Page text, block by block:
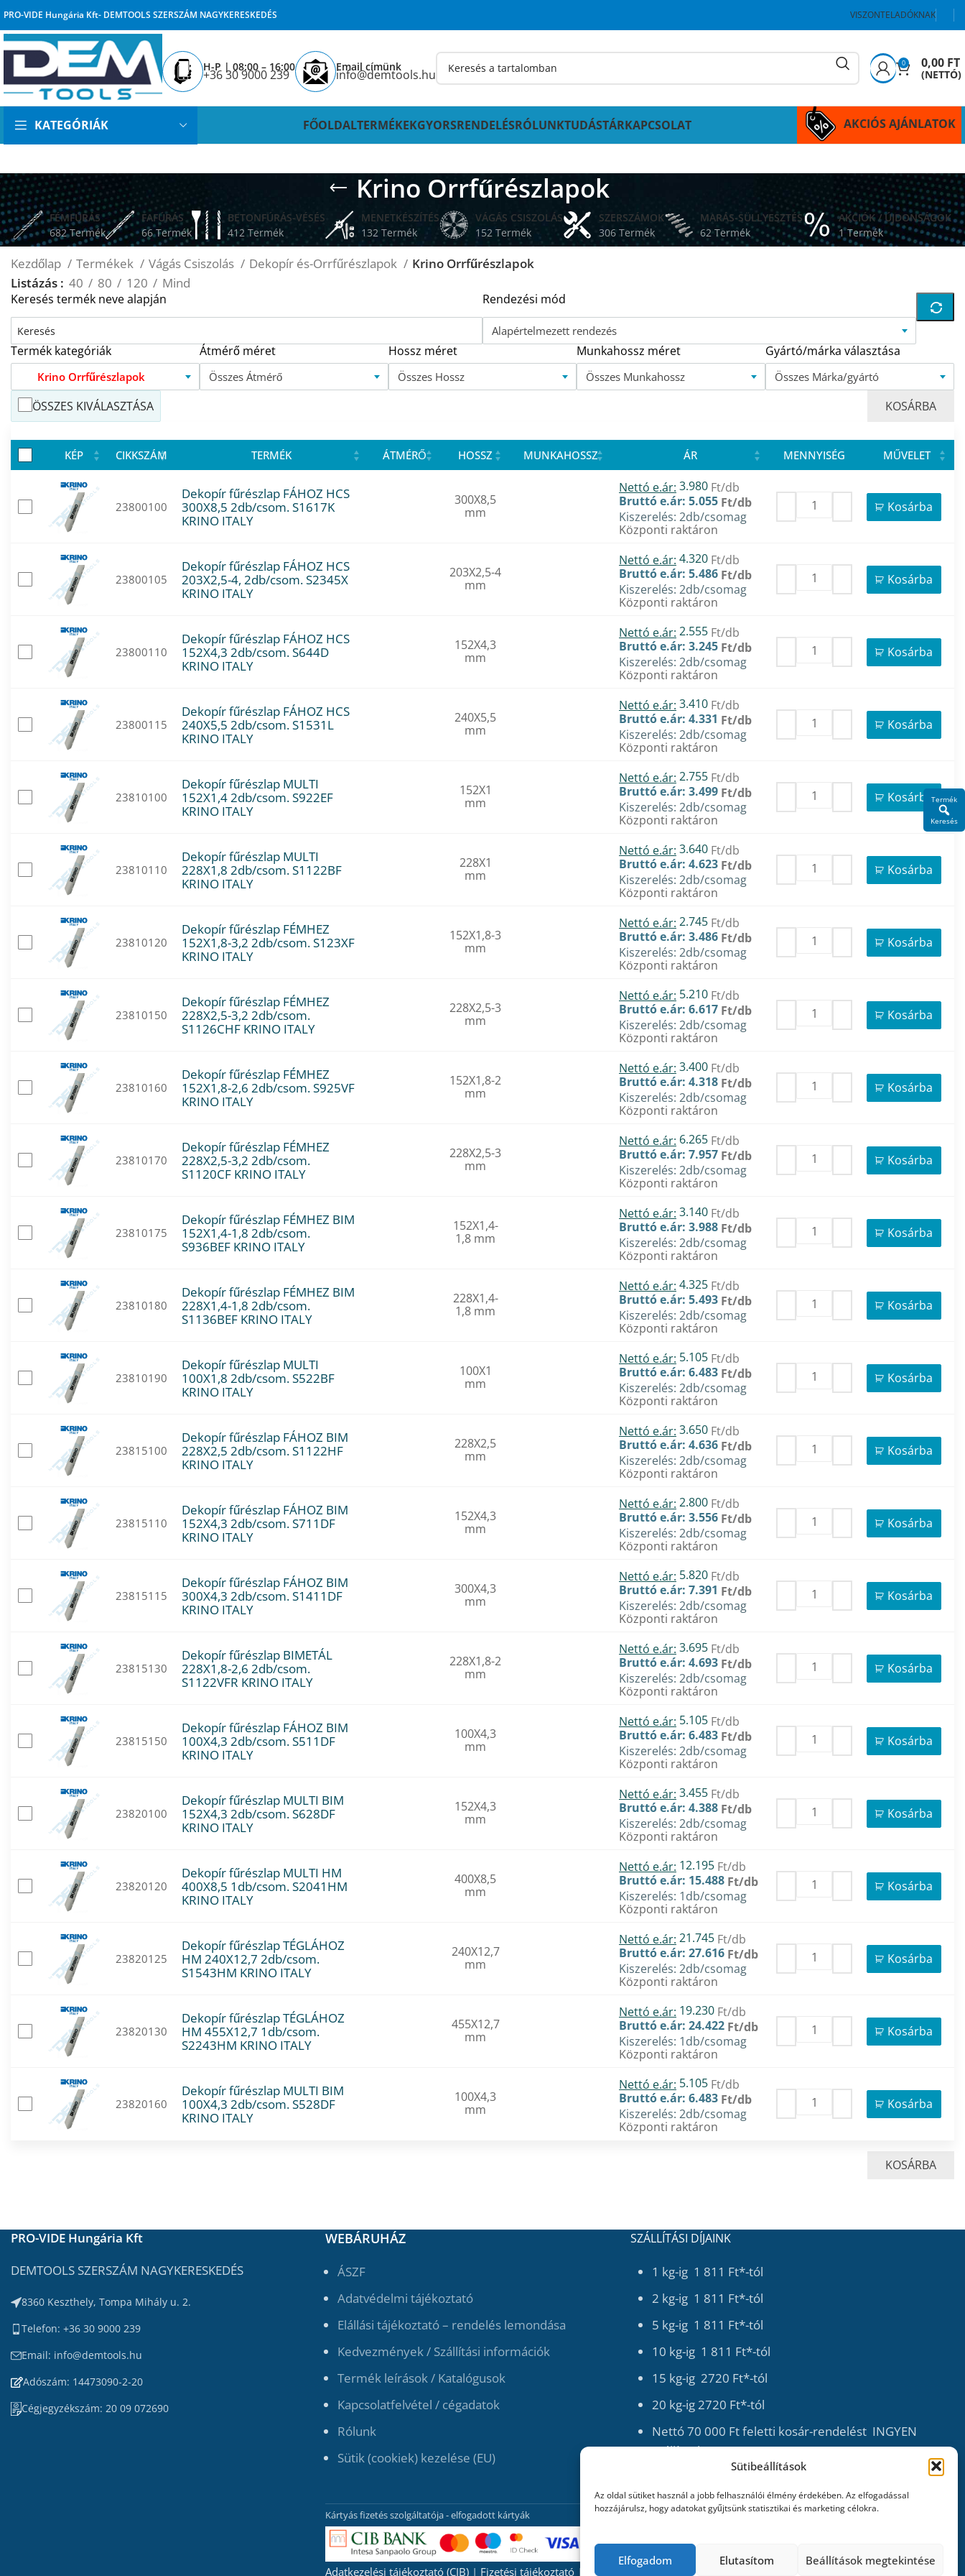
Sütibeállítások
Az oldal sütiket használ a jobb felhasználói élmény érdekében. Az elfogadással
hozzájárulsz, hogy adatokat gyűjtsünk statisztikai és marketing célokra.
Elfogadom Elutasítom Beállítások megtekintése
PRO-VIDE Hungária Kft- DEMTOOLS SZERSZÁM NAGYKERESKEDÉS VISZONTELADÓKNAK
H-P | 08:00 – 16:00
+36 30 9000 239
Email címünk
info@demtools.hu
0 0,00 FT
(NETTÓ)
KATEGÓRIÁK FŐOLDALTERMÉKEKGYORSRENDELÉSRÓLUNKTUDÁSTÁRKAPCSOLAT AKCIÓS AJÁNLATOK
Krino Orrfűrészlapok
FÉMFÚRÁS
682 Termék
FAFÚRÁS
66 Termék
BETONFÚRÁS-VÉSÉS
412 Termék
MENETKÉSZÍTÉS
132 Termék
VÁGÁS CSISZOLÁS
152 Termék
SZERSZÁMOK
306 Termék
MARÁS-SÜLLYESZTÉS
62 Termék
AKCIÓK / ÚJDONSÁGOK
1 Termék
Kezdőlap Termékek Vágás Csiszolás Dekopír és-Orrfűrészlapok
Krino Orrfűrészlapok
Listázás
40 80 120 Mind
Keresés termék neve alapján Rendezési mód
Alapértelmezett rendezés
Termék kategóriák
Krino Orrfűrészlapok
Átmérő méret
Összes Átmérő
Hossz méret
Összes Hossz
Munkahossz méret
Összes Munkahossz
Gyártó/márka választása
Összes Márka/gyártó
ÖSSZES KIVÁLASZTÁSA KOSÁRBA
KÉP CIKKSZÁM TERMÉK ÁTMÉRŐ HOSSZ MUNKAHOSSZ ÁR MENNYISÉG MŰVELET
23800100
Dekopír fűrészlap FÁHOZ HCS
300X8,5 2db/csom. S1617K
KRINO ITALY
300X8,5
mm
Nettó e.ár: 3.980 Ft/db
Bruttó e.ár: 5.055 Ft/db
Kiszerelés: 2db/csomag
Központi raktáron
Kosárba
23800105
Dekopír fűrészlap FÁHOZ HCS
203X2,5-4, 2db/csom. S2345X
KRINO ITALY
203X2,5-4
mm
Nettó e.ár: 4.320 Ft/db
Bruttó e.ár: 5.486 Ft/db
Kiszerelés: 2db/csomag
Központi raktáron
Kosárba
23800110
Dekopír fűrészlap FÁHOZ HCS
152X4,3 2db/csom. S644D
KRINO ITALY
152X4,3
mm
Nettó e.ár: 2.555 Ft/db
Bruttó e.ár: 3.245 Ft/db
Kiszerelés: 2db/csomag
Központi raktáron
Kosárba
23800115
Dekopír fűrészlap FÁHOZ HCS
240X5,5 2db/csom. S1531L
KRINO ITALY
240X5,5
mm
Nettó e.ár: 3.410 Ft/db
Bruttó e.ár: 4.331 Ft/db
Kiszerelés: 2db/csomag
Központi raktáron
Kosárba
23810100
Dekopír fűrészlap MULTI
152X1,4 2db/csom. S922EF
KRINO ITALY
152X1
mm
Nettó e.ár: 2.755 Ft/db
Bruttó e.ár: 3.499 Ft/db
Kiszerelés: 2db/csomag
Központi raktáron
Kosárba
23810110
Dekopír fűrészlap MULTI
228X1,8 2db/csom. S1122BF
KRINO ITALY
228X1
mm
Nettó e.ár: 3.640 Ft/db
Bruttó e.ár: 4.623 Ft/db
Kiszerelés: 2db/csomag
Központi raktáron
Kosárba
23810120
Dekopír fűrészlap FÉMHEZ
152X1,8-3,2 2db/csom. S123XF
KRINO ITALY
152X1,8-3
mm
Nettó e.ár: 2.745 Ft/db
Bruttó e.ár: 3.486 Ft/db
Kiszerelés: 2db/csomag
Központi raktáron
Kosárba
23810150
Dekopír fűrészlap FÉMHEZ
228X2,5-3,2 2db/csom.
S1126CHF KRINO ITALY
228X2,5-3
mm
Nettó e.ár: 5.210 Ft/db
Bruttó e.ár: 6.617 Ft/db
Kiszerelés: 2db/csomag
Központi raktáron
Kosárba
23810160
Dekopír fűrészlap FÉMHEZ
152X1,8-2,6 2db/csom. S925VF
KRINO ITALY
152X1,8-2
mm
Nettó e.ár: 3.400 Ft/db
Bruttó e.ár: 4.318 Ft/db
Kiszerelés: 2db/csomag
Központi raktáron
Kosárba
23810170
Dekopír fűrészlap FÉMHEZ
228X2,5-3,2 2db/csom.
S1120CF KRINO ITALY
228X2,5-3
mm
Nettó e.ár: 6.265 Ft/db
Bruttó e.ár: 7.957 Ft/db
Kiszerelés: 2db/csomag
Központi raktáron
Kosárba
23810175
Dekopír fűrészlap FÉMHEZ BIM
152X1,4-1,8 2db/csom.
S936BEF KRINO ITALY
152X1,4-
1,8 mm
Nettó e.ár: 3.140 Ft/db
Bruttó e.ár: 3.988 Ft/db
Kiszerelés: 2db/csomag
Központi raktáron
Kosárba
23810180
Dekopír fűrészlap FÉMHEZ BIM
228X1,4-1,8 2db/csom.
S1136BEF KRINO ITALY
228X1,4-
1,8 mm
Nettó e.ár: 4.325 Ft/db
Bruttó e.ár: 5.493 Ft/db
Kiszerelés: 2db/csomag
Központi raktáron
Kosárba
23810190
Dekopír fűrészlap MULTI
100X1,8 2db/csom. S522BF
KRINO ITALY
100X1
mm
Nettó e.ár: 5.105 Ft/db
Bruttó e.ár: 6.483 Ft/db
Kiszerelés: 2db/csomag
Központi raktáron
Kosárba
23815100
Dekopír fűrészlap FÁHOZ BIM
228X2,5 2db/csom. S1122HF
KRINO ITALY
228X2,5
mm
Nettó e.ár: 3.650 Ft/db
Bruttó e.ár: 4.636 Ft/db
Kiszerelés: 2db/csomag
Központi raktáron
Kosárba
23815110
Dekopír fűrészlap FÁHOZ BIM
152X4,3 2db/csom. S711DF
KRINO ITALY
152X4,3
mm
Nettó e.ár: 2.800 Ft/db
Bruttó e.ár: 3.556 Ft/db
Kiszerelés: 2db/csomag
Központi raktáron
Kosárba
23815115
Dekopír fűrészlap FÁHOZ BIM
300X4,3 2db/csom. S1411DF
KRINO ITALY
300X4,3
mm
Nettó e.ár: 5.820 Ft/db
Bruttó e.ár: 7.391 Ft/db
Kiszerelés: 2db/csomag
Központi raktáron
Kosárba
23815130
Dekopír fűrészlap BIMETÁL
228X1,8-2,6 2db/csom.
S1122VFR KRINO ITALY
228X1,8-2
mm
Nettó e.ár: 3.695 Ft/db
Bruttó e.ár: 4.693 Ft/db
Kiszerelés: 2db/csomag
Központi raktáron
Kosárba
23815150
Dekopír fűrészlap FÁHOZ BIM
100X4,3 2db/csom. S511DF
KRINO ITALY
100X4,3
mm
Nettó e.ár: 5.105 Ft/db
Bruttó e.ár: 6.483 Ft/db
Kiszerelés: 2db/csomag
Központi raktáron
Kosárba
23820100
Dekopír fűrészlap MULTI BIM
152X4,3 2db/csom. S628DF
KRINO ITALY
152X4,3
mm
Nettó e.ár: 3.455 Ft/db
Bruttó e.ár: 4.388 Ft/db
Kiszerelés: 2db/csomag
Központi raktáron
Kosárba
23820120
Dekopír fűrészlap MULTI HM
400X8,5 1db/csom. S2041HM
KRINO ITALY
400X8,5
mm
Nettó e.ár: 12.195 Ft/db
Bruttó e.ár: 15.488 Ft/db
Kiszerelés: 1db/csomag
Központi raktáron
Kosárba
23820125
Dekopír fűrészlap TÉGLÁHOZ
HM 240X12,7 2db/csom.
S1543HM KRINO ITALY
240X12,7
mm
Nettó e.ár: 21.745 Ft/db
Bruttó e.ár: 27.616 Ft/db
Kiszerelés: 2db/csomag
Központi raktáron
Kosárba
23820130
Dekopír fűrészlap TÉGLÁHOZ
HM 455X12,7 1db/csom.
S2243HM KRINO ITALY
455X12,7
mm
Nettó e.ár: 19.230 Ft/db
Bruttó e.ár: 24.422 Ft/db
Kiszerelés: 1db/csomag
Központi raktáron
Kosárba
23820160
Dekopír fűrészlap MULTI BIM
100X4,3 2db/csom. S528DF
KRINO ITALY
100X4,3
mm
Nettó e.ár: 5.105 Ft/db
Bruttó e.ár: 6.483 Ft/db
Kiszerelés: 2db/csomag
Központi raktáron
Kosárba
KOSÁRBA
PRO-VIDE Hungária Kft
DEMTOOLS SZERSZÁM NAGYKERESKEDÉS
8360 Keszthely, Tompa Mihály u. 2.
Telefon: +36 30 9000 239
Email: info@demtools.hu
Adószám: 14473090-2-20
Cégjegyzékszám: 20 09 072690
WEBÁRUHÁZ
ÁSZF
Adatvédelmi tájékoztató
Elállási tájékoztató – rendelés lemondása
Kedvezmények / Szállítási információk
Termék leírások / Katalógusok
Kapcsolatfelvétel / cégadatok
Rólunk
Sütik (cookiek) kezelése (EU)
Kártyás fizetés szolgáltatója - elfogadott kártyák
Adatkezelési tájékoztató (CIB) | Fizetési tájékoztató | GYFK
SZÁLLÍTÁSI DÍJAINK
1 kg-ig 1 811 Ft*-tól
2 kg-ig 1 811 Ft*-tól
5 kg-ig 1 811 Ft*-tól
10 kg-ig 1 811 Ft*-tól
15 kg-ig 2720 Ft*-tól
20 kg-ig 2720 Ft*-tól
Nettó 70 000 Ft feletti kosár-rendelést INGYEN
szállítunk.
*A szállítási díj a kiválasztott szállítási mód és a termék súlya
nettó árként értendő!)
Termék
Keresés